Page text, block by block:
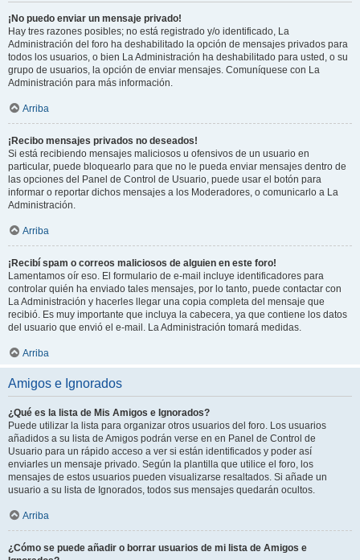
¡No puedo enviar un mensaje privado!
Hay tres razones posibles; no está registrado y/o identificado, La
Administración del foro ha deshabilitado la opción de mensajes privados para
todos los usuarios, o bien La Administración ha deshabilitado para usted, o su
grupo de usuarios, la opción de enviar mensajes. Comuníquese con La
Administración para más información.
Arriba
¡Recibo mensajes privados no deseados!
Si está recibiendo mensajes maliciosos u ofensivos de un usuario en
particular, puede bloquearlo para que no le pueda enviar mensajes dentro de
las opciones del Panel de Control de Usuario, puede usar el botón para
informar o reportar dichos mensajes a los Moderadores, o comunicarlo a La
Administración.
Arriba
¡Recibí spam o correos maliciosos de alguien en este foro!
Lamentamos oír eso. El formulario de e-mail incluye identificadores para
controlar quién ha enviado tales mensajes, por lo tanto, puede contactar con
La Administración y hacerles llegar una copia completa del mensaje que
recibió. Es muy importante que incluya la cabecera, ya que contiene los datos
del usuario que envió el e-mail. La Administración tomará medidas.
Arriba
Amigos e Ignorados
¿Qué es la lista de Mis Amigos e Ignorados?
Puede utilizar la lista para organizar otros usuarios del foro. Los usuarios
añadidos a su lista de Amigos podrán verse en en Panel de Control de
Usuario para un rápido acceso a ver si están identificados y poder así
enviarles un mensaje privado. Según la plantilla que utilice el foro, los
mensajes de estos usuarios pueden visualizarse resaltados. Si añade un
usuario a su lista de Ignorados, todos sus mensajes quedarán ocultos.
Arriba
¿Cómo se puede añadir o borrar usuarios de mi lista de Amigos e